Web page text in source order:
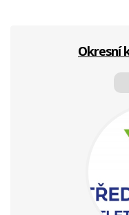
Okresní